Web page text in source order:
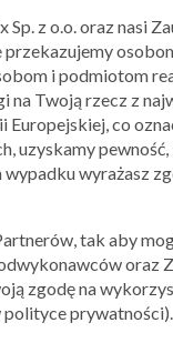
- 02.02.2020
z o.o. oraz nasi
przekazujemy
i podmiotom
na Twoją rzecz z
co
uzyskamy
wyrażasz
tak aby
oraz
zgodę na
polityce prywatności).